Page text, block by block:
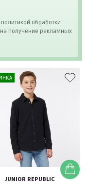
политикой обработки
получение рекламных
JUNIOR REPUBLIC